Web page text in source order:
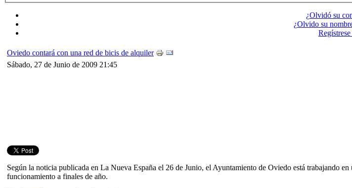
¿Olvidó su
¿Olvido su
Oviedo contará con una red de bicis de alquiler
Sábado, 27 de Junio de 2009 21:45
Según la noticia publicada en La Nueva España el 26 de Junio, el Ayuntamiento de Oviedo está trabajando
funcionamiento a finales de año.